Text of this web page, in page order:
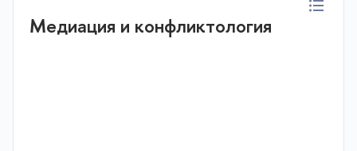
Медиация и конфликтология